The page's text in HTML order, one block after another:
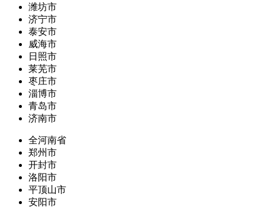
潍坊市
济宁市
泰安市
威海市
日照市
莱芜市
枣庄市
淄博市
青岛市
济南市
全河南省
郑州市
开封市
洛阳市
平顶山市
安阳市